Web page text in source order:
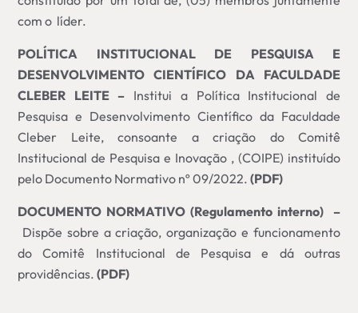
com o líder.
POLÍTICA INSTITUCIONAL DE PESQUISA E
DESENVOLVIMENTO CIENTÍFICO DA FACULDADE
CLEBER LEITE – Institui a Política Institucional de
Pesquisa e Desenvolvimento Científico da Faculdade
Cleber Leite, consoante a criação do Comitê
Institucional de Pesquisa e Inovação , (COIPE) instituído
pelo Documento Normativo nº 09/2022. (PDF)
DOCUMENTO NORMATIVO (Regulamento interno) –
Dispõe sobre a criação, organização e funcionamento
do Comitê Institucional de Pesquisa e dá outras
providências. (PDF)